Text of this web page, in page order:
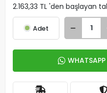
2.163,33 TL 'den başlayan
Adet
WHATSAPP